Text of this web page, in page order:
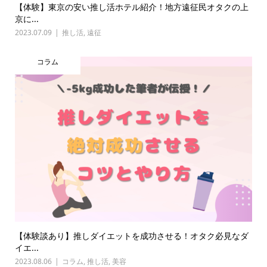
【体験】東京の安い推し活ホテル紹介！地方遠征民オタクの上
京に...
2023.07.09 推し活, 遠征
コラム
【体験談あり】推しダイエットを成功させる！オタク必見なダ
イエ...
2023.08.06 コラム, 推し活, 美容